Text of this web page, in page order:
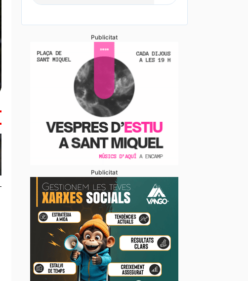
Publicitat
Publicitat